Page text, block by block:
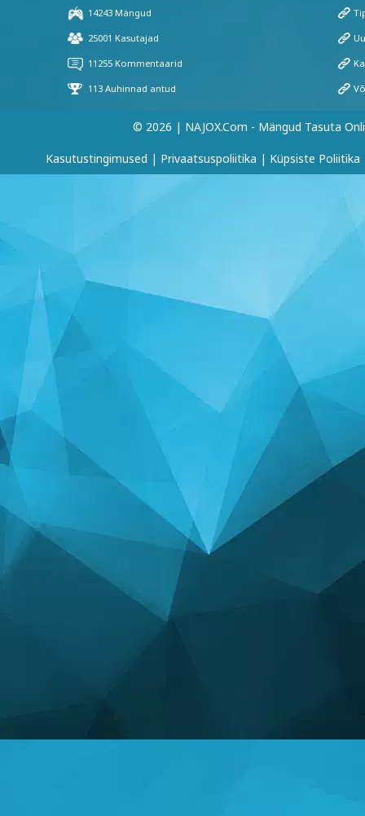
© 2026 | NAJOX.com - Mängud Tasuta
Kasutustingimused | Privaatsuspoliitika | Küpsiste Poliitika